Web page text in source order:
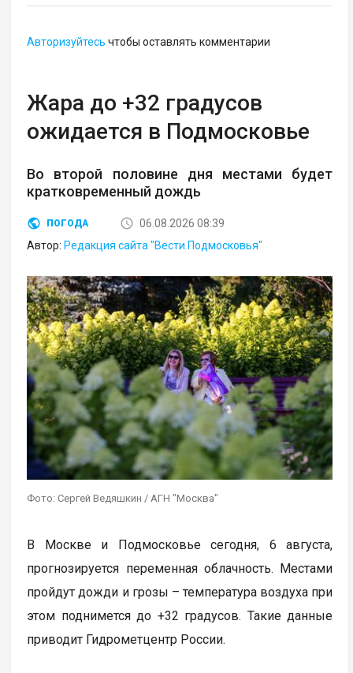
Авторизуйтесь чтобы оставлять комментарии
Жара до +32 градусов
ожидается в Подмосковье
Во второй половине дня местами будет
кратковременный дождь
ПОГОДА
06.08.2026 08:39
Автор: Редакция сайта "Вести Подмосковья"
Фото: Сергей Ведяшкин / АГН "Москва"
В Москве и Подмосковье сегодня, 6 августа,
прогнозируется переменная облачность. Местами
пройдут дожди и грозы – температура воздуха при
этом поднимется до +32 градусов. Такие данные
приводит Гидрометцентр России.